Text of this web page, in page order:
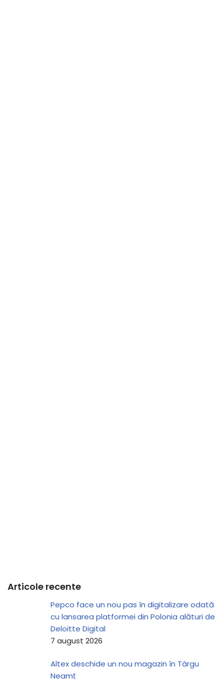
Articole recente
Pepco face un nou pas în digitalizare odată
cu lansarea platformei din Polonia alături de
Deloitte Digital
7 august 2026
Altex deschide un nou magazin în Târgu
Neamț